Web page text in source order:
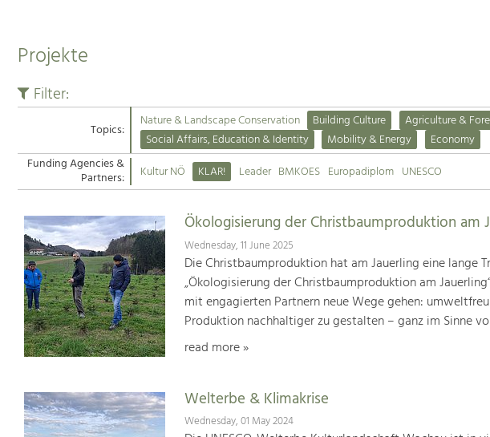
Projekte
Filter:
Topics: Nature & Landscape Conservation Building Culture Agriculture &
Social Affairs, Education & Identity
Mobility & Energy
Economy
Funding Agencies &
Partners: Kultur NÖ KLAR! Leader BMKOES Europadiplom UNESCO
Ökologisierung der Christbaumproduktion am
Wednesday, 11 June 2025
Die Christbaumproduktion hat am Jauerling eine lange
„Ökologisierung der Christbaumproduktion am
mit engagierten Partnern neue Wege gehen:
Produktion nachhaltiger zu gestalten – ganz im Sinne
read more »
Welterbe & Klimakrise
Wednesday, 01 May 2024